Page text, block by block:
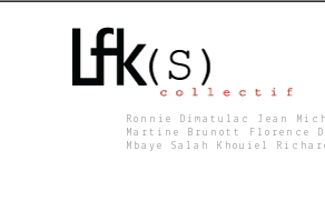
Ronnie Dimatulac Jean
Martine Brunott Florence
Mbaye Salah Khouiel